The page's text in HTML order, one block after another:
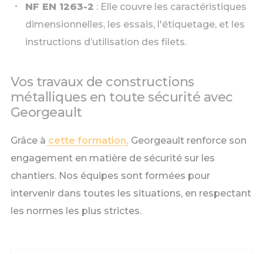
NF EN 1263-2 : Elle couvre les caractéristiques
dimensionnelles, les essais, l'étiquetage, et les
instructions d’utilisation des filets.
Vos travaux de constructions
métalliques en toute sécurité avec
Georgeault
Grâce à cette formation, Georgeault renforce son
engagement en matière de sécurité sur les
chantiers. Nos équipes sont formées pour
intervenir dans toutes les situations, en respectant
les normes les plus strictes.